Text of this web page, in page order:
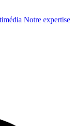
Notre expertise